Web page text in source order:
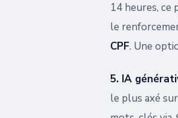
14 heures, ce
le
CPF. Une
5. IA
le plus axé